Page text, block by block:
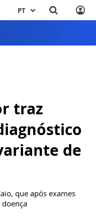
PT
traz
de
que após exames